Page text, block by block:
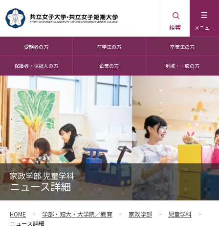
メニュー
検索
受験者の方 在学生の方 卒業生の方
保護者・保証人の方 企業の方 地域・一般の方
家政学部 児童学科
ニュース詳細
HOME 学部・短大・大学院／教育 家政学部
児童学科
ニュース詳細